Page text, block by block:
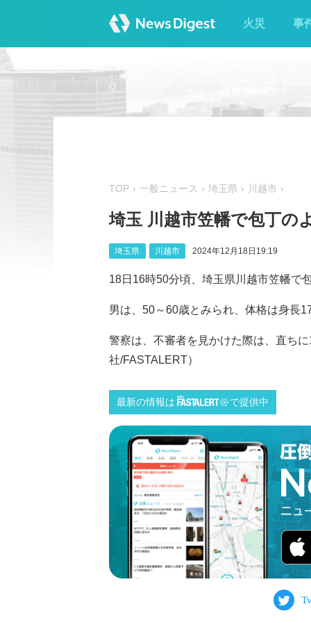
火災 事
TOP 一般ニュース 埼玉県 川越市
埼玉 川越市笠幡で包丁の
埼玉県 川越市 2024年12月18日19:19
18日16時50分頃、埼玉県川越市笠幡で
男は、50～60歳とみられ、体格は身長
警察は、不審者を見かけた際は、直ち
社/FASTALERT）
最新の情報は で提供中